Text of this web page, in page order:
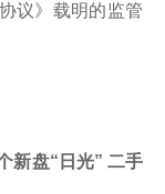
议》载明的监管
新盘“日光” 二手